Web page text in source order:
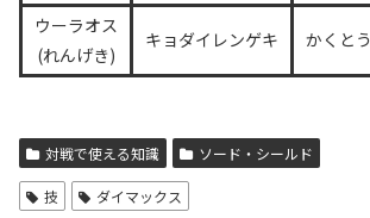
ウーラオス
(れんげき)
キョダイレンゲキ かくとう
対戦で使える知識 ソード・シールド
技 ダイマックス